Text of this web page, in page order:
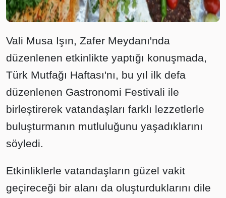
Vali Musa Işın, Zafer Meydanı'nda
düzenlenen etkinlikte yaptığı konuşmada,
Türk Mutfağı Haftası'nı, bu yıl ilk defa
düzenlenen Gastronomi Festivali ile
birleştirerek vatandaşları farklı lezzetlerle
buluşturmanın mutluluğunu yaşadıklarını
söyledi.
Etkinliklerle vatandaşların güzel vakit
geçireceği bir alanı da oluşturduklarını dile